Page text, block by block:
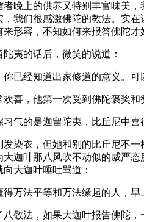
者晚上的供养又特别丰富味美
，我们很感激佛陀的教法。实
形容，不知如何来报答佛陀才
的话后，微笑的说道：
经知道出家修道的意义。可
，他第一次受到佛陀褒奖和
的是迦留陀夷，比丘尼中喜
衣，但她和别的比丘尼不一
大迦叶那八风吹不动似的威严
大迦叶唾吐骂道：
法平等和万法缘起的人，早
法，如果大迦叶报告佛陀，